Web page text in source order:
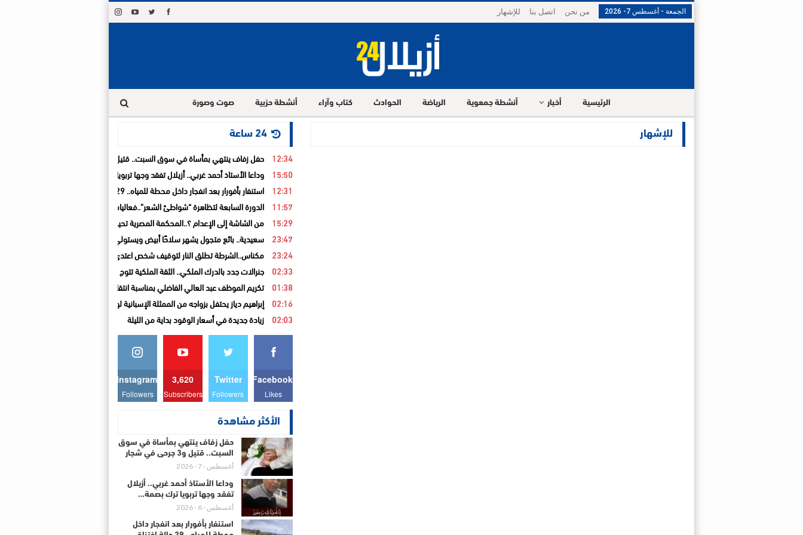
الجمعة - أغسطس 7- 2026 من نحن اتصل بنا للإشهار
الرئيسية أخبار أنشطة جمعوية الرياضة الحوادث كتاب وآراء أنشطة حزبية صوت وصورة
للإشهار
12:34 حفل زفاف ينتهي بمأساة في سوق السبت.. قتيل و3 جرحى في شجار
15:50 وداعا الأستاذ أحمد غربي.. أزيلال تفقد وجها تربويا ترك بصمة في قلوب تلاميذه و
12:31 استنفار بأفورار بعد انفجار داخل محطة للمياه.. 29 حالة اختناق والساكنة تغادر منازلها خوفاً من الغاز
11:57 الدورة السابعة لتظاهرة “شواطئ الشعر”..فعاليات ثقافية تواصل السفر بين المدن
15:29 من الشاشة إلى الإعدام ؟..المحكمة المصرية تحيل أوراق المذيعة سارة خليفة إلى
23:47 سعيدية.. بائع متجول يشهر سلاحًا أبيض ويستولي على سيارة تابعة للجماعة قبل الفرار
23:24 مكناس..الشرطة تطلق النار لتوقيف شخص اعتدى على والديه وأصاب شرطيا بالسلاح
02:33 جنرالات جدد بالدرك الملكي.. الثقة الملكية تتوج مسارات مهنية متميزة
01:38 تكريم الموظف عبد العالي الفاضلي بمناسبة انتقاله إلى المديرية الإقليمية للتجهيز
02:16 إبراهيم دياز يحتفل بزواجه من الممثلة الإسبانية لوزا مينديز
02:03 زيادة جديدة في أسعار الوقود بداية من الليلة
Facebook
Likes
Twitter
Followers
3,620
Subscribers
Instagram
Followers
الأكثر مشاهدة
حفل زفاف ينتهي بمأساة في سوق
السبت.. قتيل و3 جرحى في شجار
أغسطس - 7 - 2026
وداعا الأستاذ أحمد غربي.. أزيلال
تفقد وجها تربويا ترك بصمة…
أغسطس - 6 - 2026
استنفار بأفورار بعد انفجار داخل